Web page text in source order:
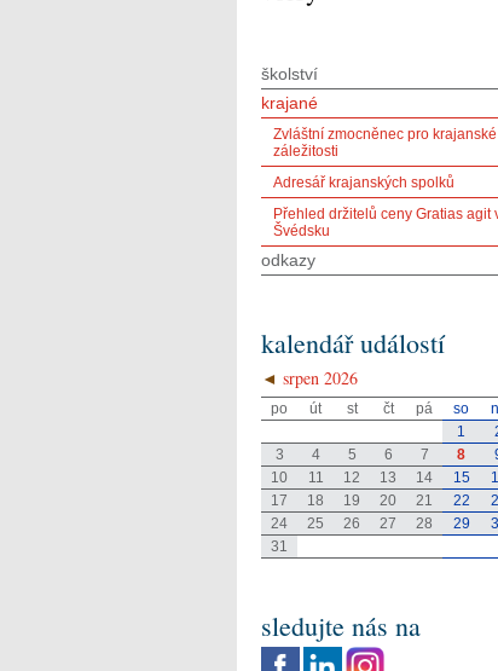
školství
krajané
Zvláštní zmocněnec pro krajanské
záležitosti
Adresář krajanských spolků
Přehled držitelů ceny Gratias agit
Švédsku
odkazy
kalendář událostí
◄ srpen 2026
po út st čt pá so
1
3
4 5 6 7 8
10
11 12 13 14 15
17
18 19 20 21 22
24
25 26 27 28 29
31
sledujte nás na